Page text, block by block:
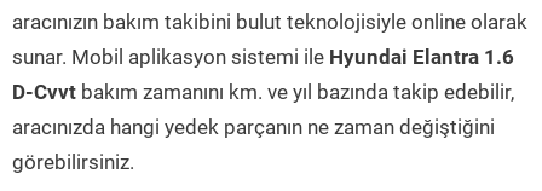
aracınızın bakım takibini bulut teknolojisiyle online olarak
sunar. Mobil aplikasyon sistemi ile Hyundai Elantra 1.6
D-Cvvt bakım zamanını km. ve yıl bazında takip edebilir,
aracınızda hangi yedek parçanın ne zaman değiştiğini
görebilirsiniz.